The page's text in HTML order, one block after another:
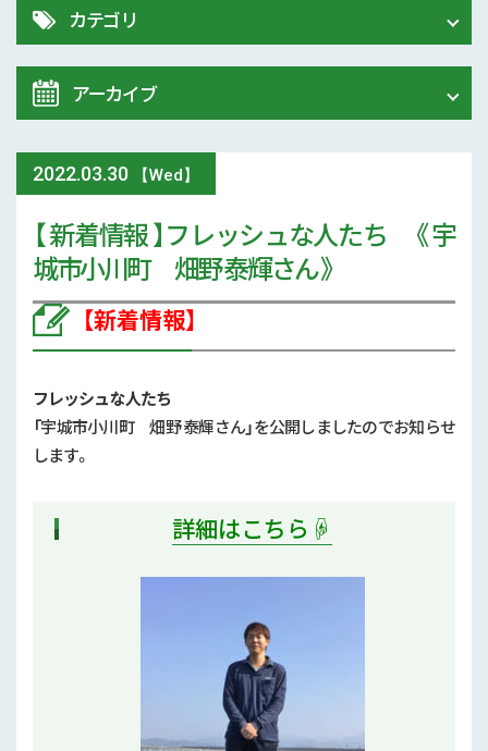
2022.03.30 【Wed】
【 新着情報 】フレッシュな人たち 《 宇
城市小川町 畑野 泰輝さん 》
【新着情報】
フレッシュな人たち
「宇城市小川町 畑野 泰輝さん」を公開しましたのでお知らせ
します。
詳細はこちら☟
カテゴリ
令和8年 熊本地震関連情報
農業大学校
スマート農業
参考文献
気象
アーカイブ
2026年 (72)
2025年 (107)
2024年 (125)
2023年 (139)
2022年 (170)
2021年 (173)